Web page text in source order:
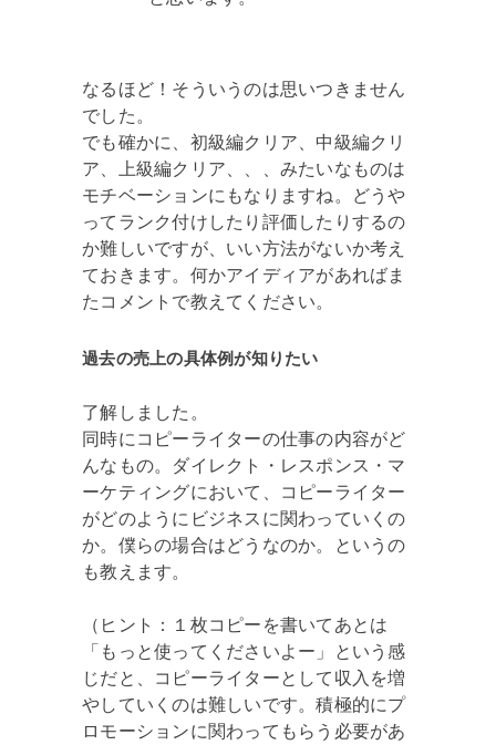
なるほど！そういうのは思いつきません
でした。
でも確かに、初級編クリア、中級編クリ
ア、上級編クリア、、、みたいなものは
モチベーションにもなりますね。どうや
ってランク付けしたり評価したりするの
か難しいですが、いい方法がないか考え
ておきます。何かアイディアがあればま
たコメントで教えてください。
過去の売上の具体例が知りたい
了解しました。
同時にコピーライターの仕事の内容がど
んなもの。ダイレクト・レスポンス・マ
ーケティングにおいて、コピーライター
がどのようにビジネスに関わっていくの
か。僕らの場合はどうなのか。というの
も教えます。
（ヒント：１枚コピーを書いてあとは
「もっと使ってくださいよー」という感
じだと、コピーライターとして収入を増
やしていくのは難しいです。積極的にプ
ロモーションに関わってもらう必要があ